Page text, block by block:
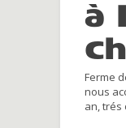
à
Ferme
nous
an, trés